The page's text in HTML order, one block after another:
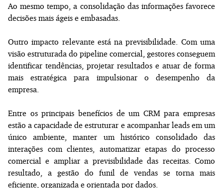
Ao mesmo tempo, a consolidação das informações favorece
decisões mais ágeis e embasadas.
Outro impacto relevante está na previsibilidade. Com uma
visão estruturada do pipeline comercial, gestores conseguem
identificar tendências, projetar resultados e atuar de forma
mais estratégica para impulsionar o desempenho da
empresa.
Entre os principais benefícios de um CRM para empresas
estão a capacidade de estruturar e acompanhar leads em um
único ambiente, manter um histórico consolidado das
interações com clientes, automatizar etapas do processo
comercial e ampliar a previsibilidade das receitas. Como
resultado, a gestão do funil de vendas se torna mais
eficiente, organizada e orientada por dados.